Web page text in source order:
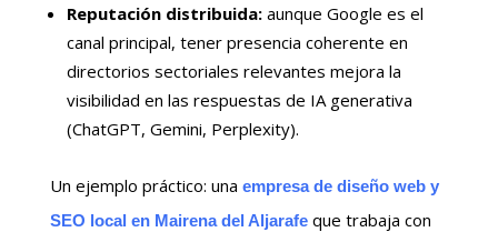
Reputación distribuida:aunque Google es el
canal principal, tener presencia coherente en
directorios sectoriales relevantes mejora la
visibilidad en las respuestas de IA generativa
(ChatGPT, Gemini, Perplexity).
Un ejemplo práctico: una empresa de diseño web y
SEO local en Mairena del Aljarafe que trabaja con